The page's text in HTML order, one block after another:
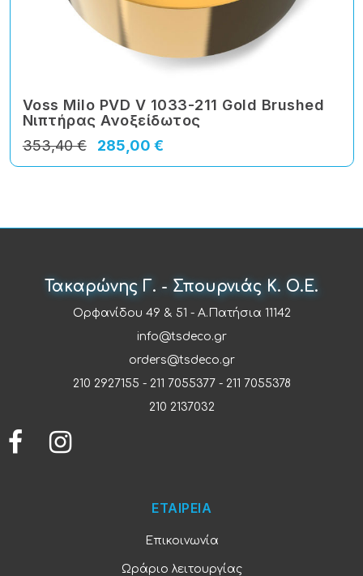
Voss Milo PVD V 1033-211 Gold Brushed
Νιπτήρας Ανοξείδωτος
285,00 €
353,40 €
Τακαρώνης Γ. - Σπουρνιάς Κ. Ο.Ε.
Ορφανίδου 49 & 51 - Α.Πατήσια 11142
info@tsdeco.gr
orders@tsdeco.gr
210 2927155 - 211 7055377- 211 7055378
210 2137032
ΕΤΑΙΡΕΙΑ
Επικοινωνία
Ωράριο λειτουργίας